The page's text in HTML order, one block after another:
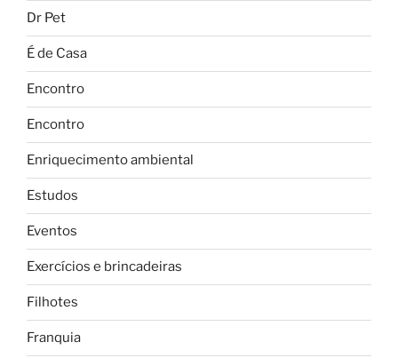
Dr Pet
É de Casa
Encontro
Encontro
Enriquecimento ambiental
Estudos
Eventos
Exercícios e brincadeiras
Filhotes
Franquia